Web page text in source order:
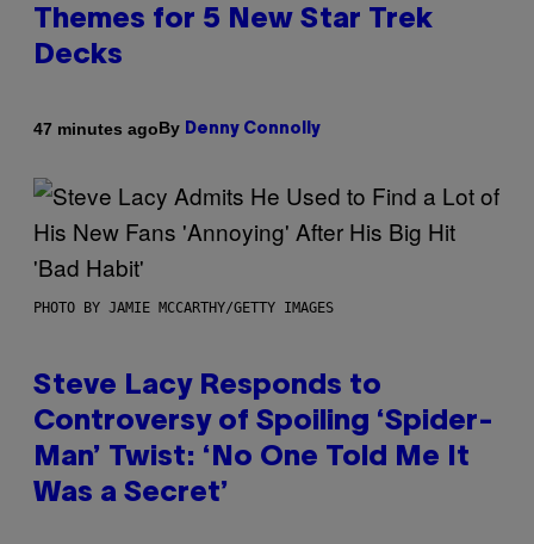
Themes for 5 New Star Trek
Decks
47 minutes agoBy Denny Connolly
PHOTO BY JAMIE MCCARTHY/GETTY IMAGES
Steve Lacy Responds to
Controversy of Spoiling ‘Spider-
Man’ Twist: ‘No One Told Me It
Was a Secret’